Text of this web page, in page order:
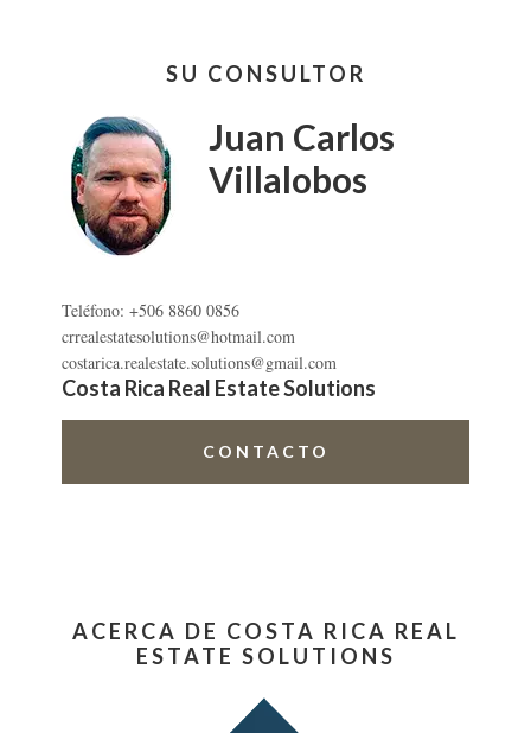
primaria
SU CONSULTOR
Juan Carlos
Villalobos
Teléfono: +506 8860 0856
crrealestatesolutions@hotmail.com
costarica.realestate.solutions@gmail.com
Costa Rica Real Estate Solutions
CONTACTO
ACERCA DE COSTA RICA REAL
ESTATE SOLUTIONS